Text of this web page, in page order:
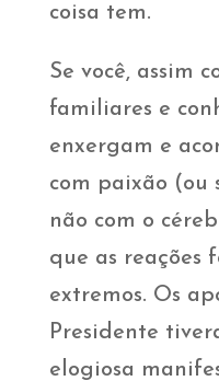
coisa tem.
Se você, assim
familiares e
enxergam e
com paixão (ou
não com o
que as reações
extremos. Os
Presidente
elogiosa